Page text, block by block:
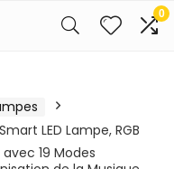
0
LED Lampe, RGB
19 Modes